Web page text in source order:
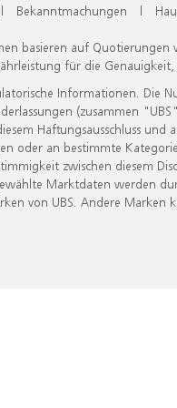
| Bekanntmachungen |
basieren auf
für die
Informationen. Die
(zusammen
Haftungsausschluss
oder an bestimmte
zwischen diesem
Marktdaten werden
von UBS. Andere Marken